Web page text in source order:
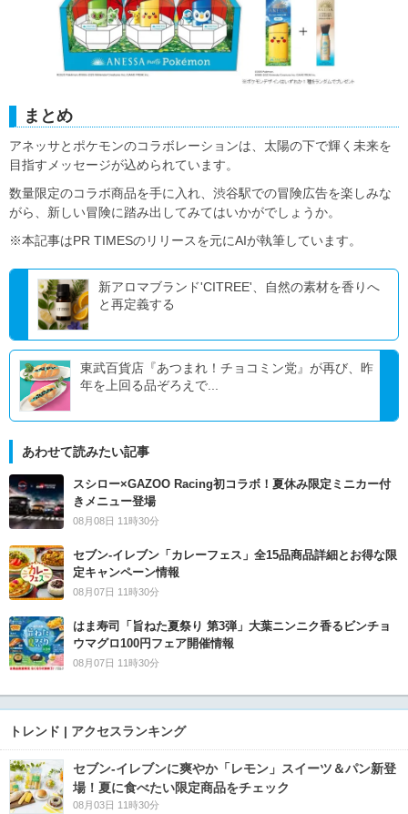
まとめ
アネッサとポケモンのコラボレーションは、太陽の下で輝く未来を
目指すメッセージが込められています。
数量限定のコラボ商品を手に入れ、渋谷駅での冒険広告を楽しみな
がら、新しい冒険に踏み出してみてはいかがでしょうか。
※本記事はPR TIMESのリリースを元にAIが執筆しています。
新アロマブランド'CITREE'、自然の素材を香りへ
と再定義する
東武百貨店『あつまれ！チョコミン党』が再び、昨
年を上回る品ぞろえで...
あわせて読みたい記事
スシロー×GAZOO Racing初コラボ！夏休み限定ミニカー付
きメニュー登場
08月08日 11時30分
セブン‐イレブン「カレーフェス」全15品商品詳細とお得な限
定キャンペーン情報
08月07日 11時30分
はま寿司「旨ねた夏祭り 第3弾」大葉ニンニク香るビンチョ
ウマグロ100円フェア開催情報
08月07日 11時30分
トレンド | アクセスランキング
セブン‐イレブンに爽やか「レモン」スイーツ＆パン新登
場！夏に食べたい限定商品をチェック
08月03日 11時30分